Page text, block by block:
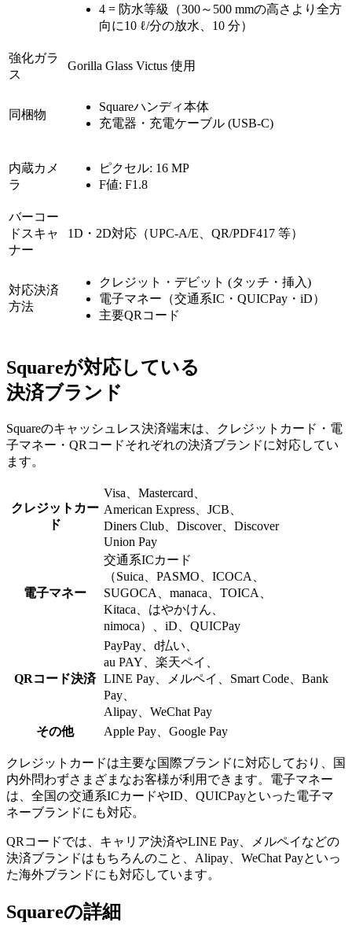
4 = 防水等級（300～500 mmの高さより全方
向に10 ℓ/分の放水、10 分）
強化ガラ
ス
Gorilla Glass Victus 使用
同梱物
Squareハンディ本体
充電器・充電ケーブル (USB-C)
内蔵カメ
ラ
ピクセル: 16 MP
F値: F1.8
バーコー
ドスキャ
ナー
1D・2D対応（UPC-A/E、QR/PDF417 等）
対応決済
方法
クレジット・デビット (タッチ・挿入)
電子マネー（交通系IC・QUICPay・iD）
主要QRコード
Squareが対応している
決済ブランド
Squareのキャッシュレス決済端末は、クレジットカード・電
子マネー・QRコードそれぞれの決済ブランドに対応してい
ます。
クレジットカー
ド
Visa、Mastercard、
American Express、JCB、
Diners Club、Discover、​Discover
Union Pay
電子マネー
交通系ICカード
（Suica、PASMO、ICOCA、
SUGOCA、manaca、TOICA、
Kitaca、はやかけん、
nimoca）、iD、QUICPay
QRコード決済
PayPay、d払い、
au PAY、楽天ペイ、
LINE Pay、メルペイ、Smart Code、Bank
Pay、
Alipay、WeChat Pay
その他
Apple Pay、Google Pay
クレジットカードは主要な国際ブランドに対応しており、
国
内外問わずさまざまなお客様が利用 できます。電子マネー
は、全国の交通系ICカードやID、QUICPayといった電子マ
ネーブランドにも対応。
QRコードでは、キャリア決済やLINE Pay、メルペイなどの
決済ブランドはもちろんのこと、Alipay、WeChat Payといっ
た海外ブランドにも対応しています。
Squareの詳細